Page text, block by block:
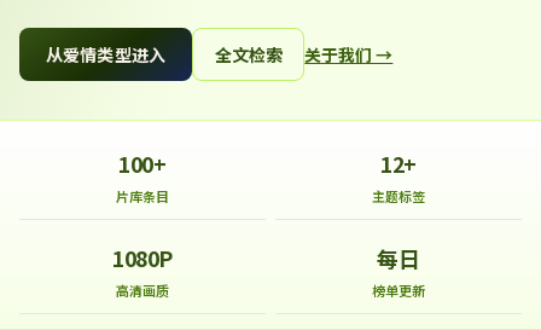
从爱情类型进入 全文检索 关于我们 →
100+
片库条目
12+
主题标签
1080P
高清画质
每日
榜单更新